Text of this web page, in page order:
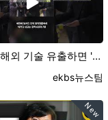
9월부터 해외 기술 유출하면 '간첩죄' 적용｜크랩
등록자
ekbs뉴스팀
New